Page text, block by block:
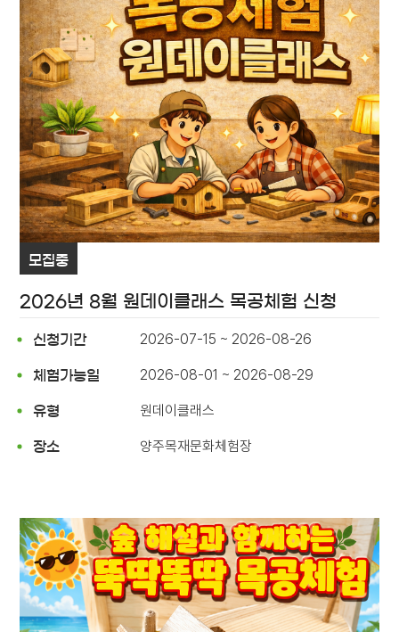
모집중
2026년 8월 원데이클래스 목공체험 신청
신청기간 2026-07-15 ~ 2026-08-26
체험가능일 2026-08-01 ~ 2026-08-29
유형 원데이클래스
장소 양주목재문화체험장